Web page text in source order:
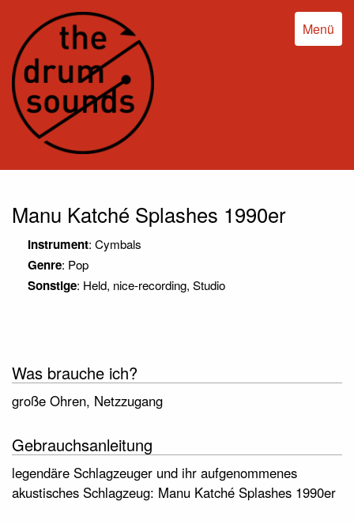
Menü
Manu Katché Splashes 1990er
Instrument: Cymbals
Genre: Pop
Sonstige: Held, nice-recording, Studio
Was brauche ich?
große Ohren, Netzzugang
Gebrauchsanleitung
legendäre Schlagzeuger und ihr aufgenommenes
akustisches Schlagzeug: Manu Katché Splashes 1990er